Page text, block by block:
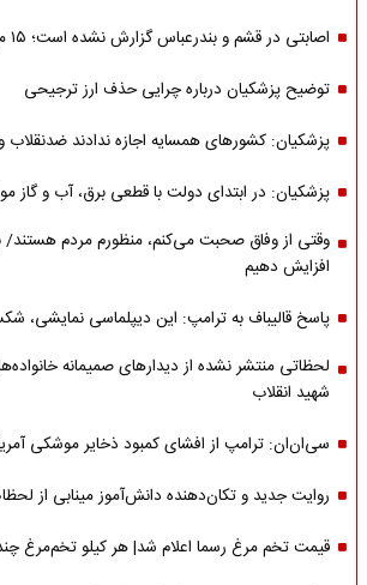
اصابتی در قشم و بندرعباس گزارش نشده است؛ ۱۵ مرداد
توضیح پزشکیان درباره چرایی حذف ارز ترجیحی
پزشکیان: کشورهای همسایه اجازه ندادند ضدنقلاب
پزشکیان: در ابتدای دولت با قطعی برق، آب و گاز
وقتی از وفاق صحبت می‌کنم، منظورم مردم هستند/
افزایش دهیم
پاسخ قالیباف به ترامپ: این دیپلماسی
لحظاتی منتشر نشده از دیدارهای صمیمانه
شهید انقلاب
سی‌ان‌ان: ترامپ از افشای کمبود ذخایر موشکی
روایت جدید و تکان‌دهنده دانش‌آموز مینابی از
قیمت تخم مرغ رسما اعلام شد| هر کیلو تخم‌مرغ